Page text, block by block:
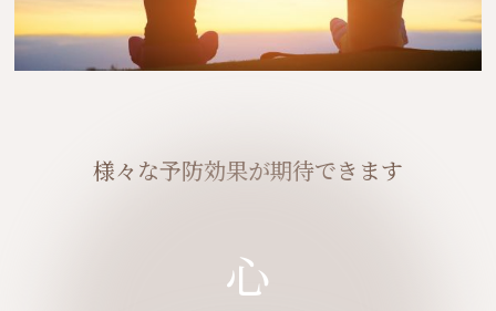
様々な予防効果が期待できます
心